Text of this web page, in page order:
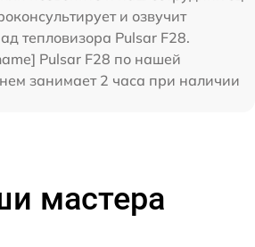
и озвучит
тепловизора Pulsar F28.
Pulsar F28 по нашей
занимает 2 часа при наличии
мастера